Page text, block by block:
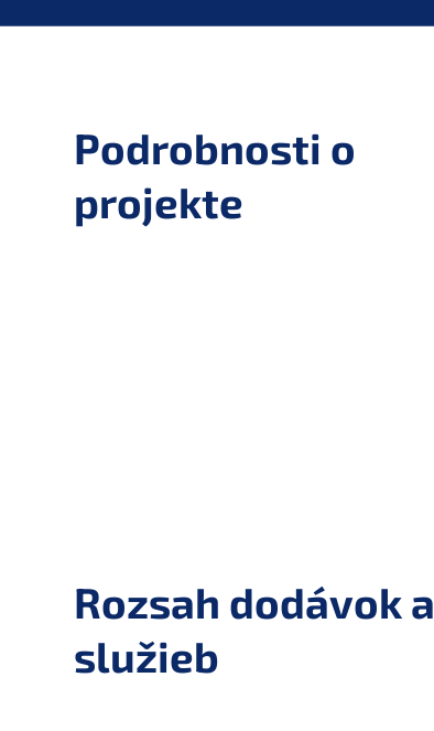
Podrobnosti o
projekte
Rozsah dodávok a
služieb